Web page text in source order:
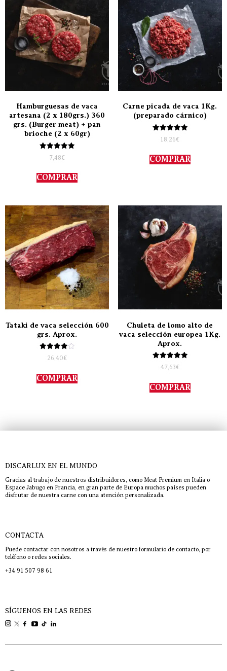
Hamburguesas de vaca
artesana (2 x 180grs.) 360
grs. (Burger meat) + pan
brioche (2 x 60gr)
Valorado
con
de 5
7,48€
COMPRAR
Carne picada de vaca 1Kg.
(preparado cárnico)
Valorado
con
de 5
18,26€
COMPRAR
Tataki de vaca selección 600
grs. Aprox.
Valorado
con
de 5
26,40€
COMPRAR
Chuleta de lomo alto de
vaca selección europea 1Kg.
Aprox.
Valorado
con
de 5
47,63€
COMPRAR
DISCARLUX EN EL MUNDO
Gracias al trabajo de nuestros distribuidores, como Meat Premium en Italia o
Espace Jabugo en Francia, en gran parte de Europa muchos países pueden
disfrutar de nuestra carne con una atención personalizada.
CONTACTA
Puede contactar con nosotros a través de nuestro formulario de contacto, por
teléfono o redes sociales.
+34 91 507 98 61
SÍGUENOS EN LAS REDES